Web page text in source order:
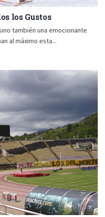
los Gustos
también una emocionante
al máximo esta...